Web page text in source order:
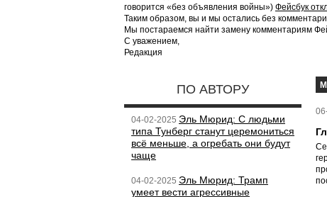
говорится «без объявления войны») Фейсбук
Таким образом, вы и мы остались без
Мы постараемся найти замену комментариям
С уважением,
Редакция
ПО АВТОРУ
04-02-2025 Эль Мюрид: С людьми
типа Тунберг станут церемониться
всё меньше, а огребать они будут
чаще
04-02-2025 Эль Мюрид: Трамп
умеет вести агрессивные